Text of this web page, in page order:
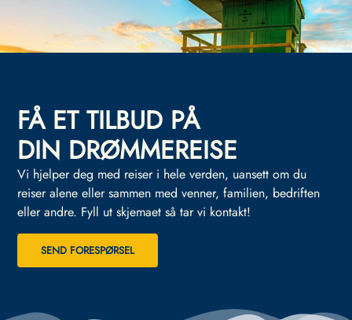
FÅ ET TILBUD PÅ
DIN DRØMMEREISE
Vi hjelper deg med reiser i hele verden, uansett om du
reiser alene eller sammen med venner, familien, bedriften
eller andre. Fyll ut skjemaet så tar vi kontakt!
SEND FORESPØRSEL